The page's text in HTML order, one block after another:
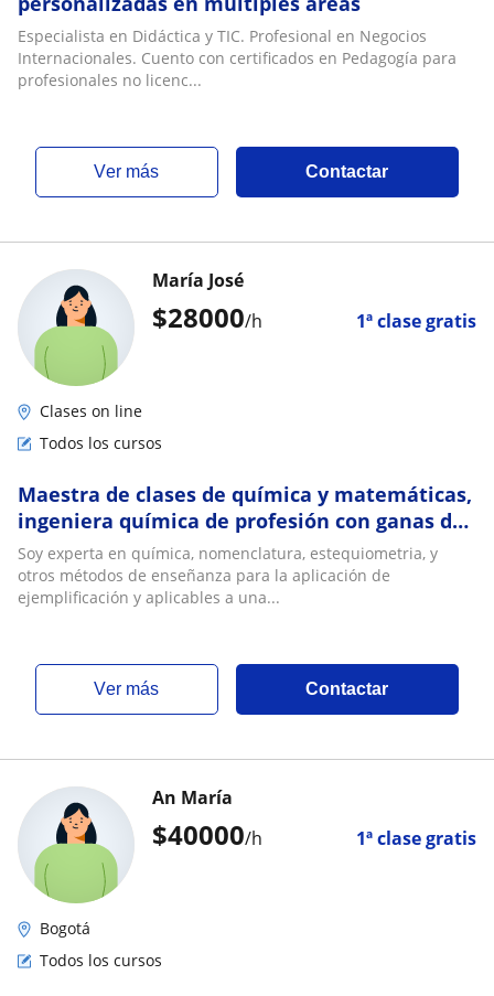
Especialista en Didáctica y TIC. Profesional en Negocios
Internacionales. Cuento con certificados en Pedagogía para
profesionales no licenc...
ver más Contactar
$28000/h 1ª clase gratis
María José
Clases on line
Todos los cursos
Maestra de clases de química y matemáticas,
ingeniera química de profesión con ganas de
continuar enseñando
Soy experta en química, nomenclatura, estequiometria, y
otros métodos de enseñanza para la aplicación de
ejemplificación y aplicables a una...
ver más Contactar
$40000/h 1ª clase gratis
An María
Bogotá
Todos los cursos